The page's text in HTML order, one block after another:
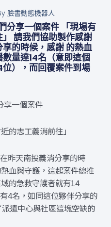
臉書動態機器人
分享一個案件 「現場有
請我們協助製作感謝
的時候，感謝 的熱血
量達14名（意即這個
），而回覆案件到場
享一個案件
的志工義消前往」
昨天南投義消分享的時
血與守護，這起案件總推
的急救守護者就有14
4名，如同這位夥伴分享的
派遣中心與社區這塊空缺的